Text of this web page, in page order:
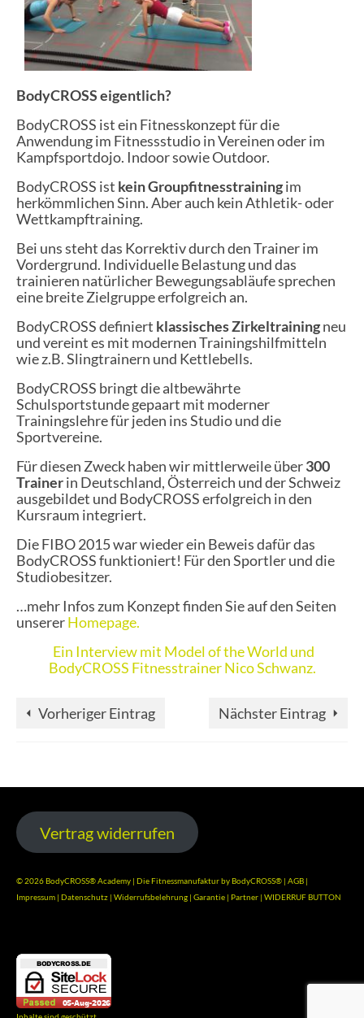
BodyCROSS eigentlich?
BodyCROSS ist ein Fitnesskonzept für die
Anwendung im Fitnessstudio in Vereinen oder im
Kampfsportdojo. Indoor sowie Outdoor.
BodyCROSS ist kein Groupfitnesstrainingim
herkömmlichen Sinn. Aber auch kein Athletik- oder
Wettkampftraining.
Bei uns steht das Korrektiv durch den Trainer im
Vordergrund. Individuelle Belastung und das
trainieren natürlicher Bewegungsabläufe sprechen
eine breite Zielgruppe erfolgreich an.
BodyCROSS definiert klassisches Zirkeltrainingneu
und vereint es mit modernen Trainingshilfmitteln
wie z.B. Slingtrainern und Kettlebells.
BodyCROSS bringt die altbewährte
Schulsportstunde gepaart mit moderner
Trainingslehre für jeden ins Studio und die
Sportvereine.
Für diesen Zweck haben wir mittlerweile über300
Trainerin Deutschland, Österreich und der Schweiz
ausgebildet und BodyCROSS erfolgreich in den
Kursraum integriert.
Die FIBO 2015 war wieder ein Beweis dafür das
BodyCROSS funktioniert! Für den Sportler und die
Studiobesitzer.
…mehr Infos zum Konzept finden Sie auf den Seiten
unsererHomepage.
Ein Interview mit Model of the World und
BodyCROSS Fitnesstrainer Nico Schwanz.
Vorheriger Eintrag Nächster Eintrag
Vertrag widerrufen
© 2026 BodyCROSS® Academy | Die Fitnessmanufaktur by BodyCROSS® | AGB |
Impressum | Datenschutz | Widerrufsbelehrung | Garantie | Partner | WIDERRUF BUTTON